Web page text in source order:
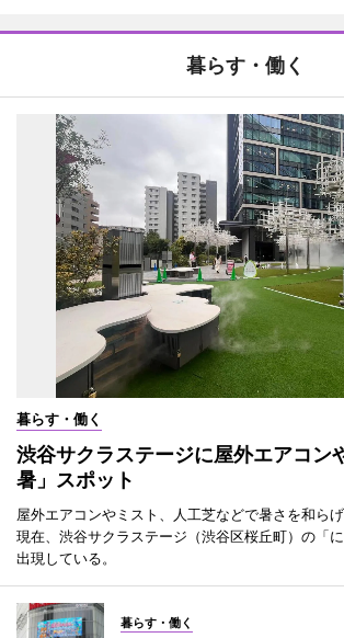
暮らす・働く
暮らす・働く
渋谷サクラステージに屋外エアコン
暑」スポット
屋外エアコンやミスト、人工芝などで暑さを和ら
現在、渋谷サクラステージ（渋谷区桜丘町）の「
出現している。
暮らす・働く